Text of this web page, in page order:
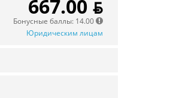
667.00 ƃ
Бонусные баллы: 14.00
Юридическим лицам